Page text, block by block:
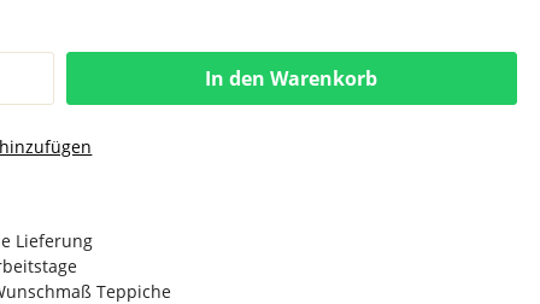
In den Warenkorb
Lieferung
Teppiche